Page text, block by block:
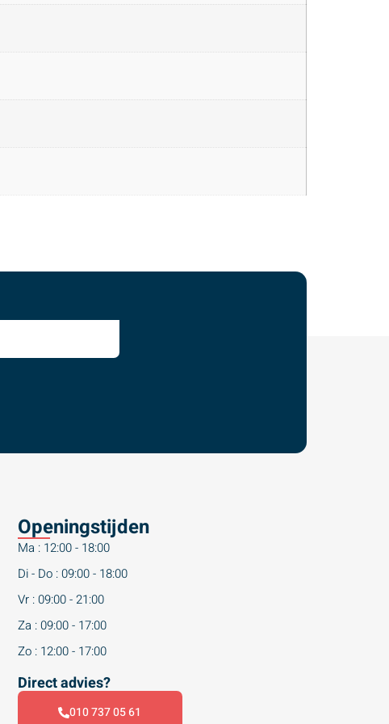
Openingstijden
Ma : 12:00 - 18:00
Di - Do : 09:00 - 18:00
Vr : 09:00 - 21:00
Za : 09:00 - 17:00
Zo : 12:00 - 17:00
Direct advies?
010 737 05 61